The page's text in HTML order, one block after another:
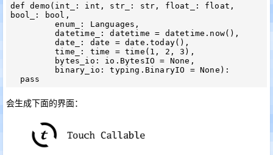
def demo(int_: int, str_: str, float_: float,
bool_: bool,
         enum_: Languages,
         datetime_: datetime = datetime.now(),
         date_: date = date.today(),
         time_: time = time(1, 2, 3),
会生成下面的界面：